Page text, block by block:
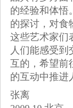
的经验和体悟
的探讨，对食
这些艺术家们
人们能感受
互的，希望前
的互动中推进
张离